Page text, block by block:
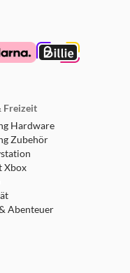
Freizeit
Hardware
Zubehör
Xbox
Abenteuer